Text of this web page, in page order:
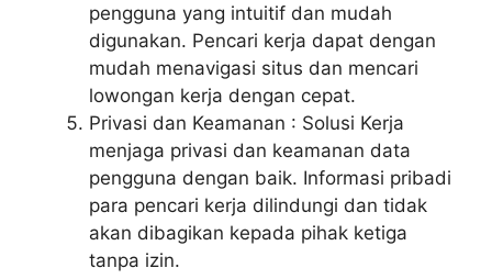
pengguna yang intuitif dan mudah
digunakan. Pencari kerja dapat dengan
mudah menavigasi situs dan mencari
lowongan kerja dengan cepat.
Privasi dan Keamanan : Solusi Kerja
menjaga privasi dan keamanan data
pengguna dengan baik. Informasi pribadi
para pencari kerja dilindungi dan tidak
akan dibagikan kepada pihak ketiga
tanpa izin.